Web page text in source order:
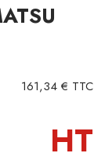
161,34 € TTC
HT